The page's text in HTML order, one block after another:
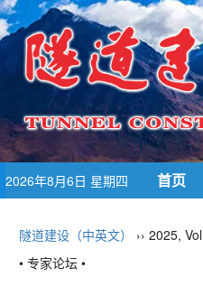
2026年8月6日 星期四 首页
隧道建设（中英文） ›› 2025,
• 专家论坛 •